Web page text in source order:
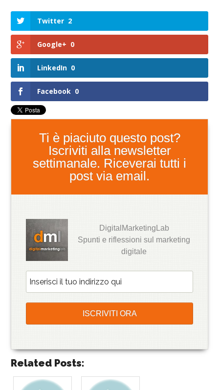
Twitter 2
Google+ 0
LinkedIn 0
Facebook 0
Ti è piaciuto questo post?
Iscriviti alla newsletter
settimanale. Riceverai tutti i
post via email.
DigitalMarketingLab
Spunti e riflessioni sul marketing
digitale
Related Posts: